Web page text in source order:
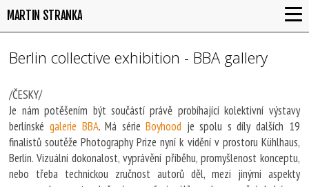
MARTIN STRANKA
Berlin collective exhibition - BBA gallery
/ČESKY/
Je nám potěšením být součástí právě probíhající kolektivní výstavy
berlínské galerie BBA. Má sérieBoyhood je spolu s díly dalších 19
finalistů soutěže Photography Prize nyní k vidění v prostoru Kühlhaus,
Berlin. Vizuální dokonalost, vyprávění příběhu, promyšlenost konceptu,
nebo třeba technickou zručnost autorů děl, mezi jinými aspekty